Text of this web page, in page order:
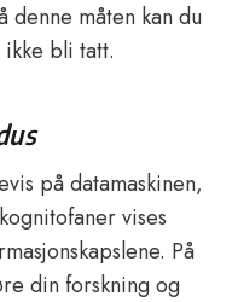
denne måten kan du
bli tatt.
på datamaskinen,
vises
På
din forskning og